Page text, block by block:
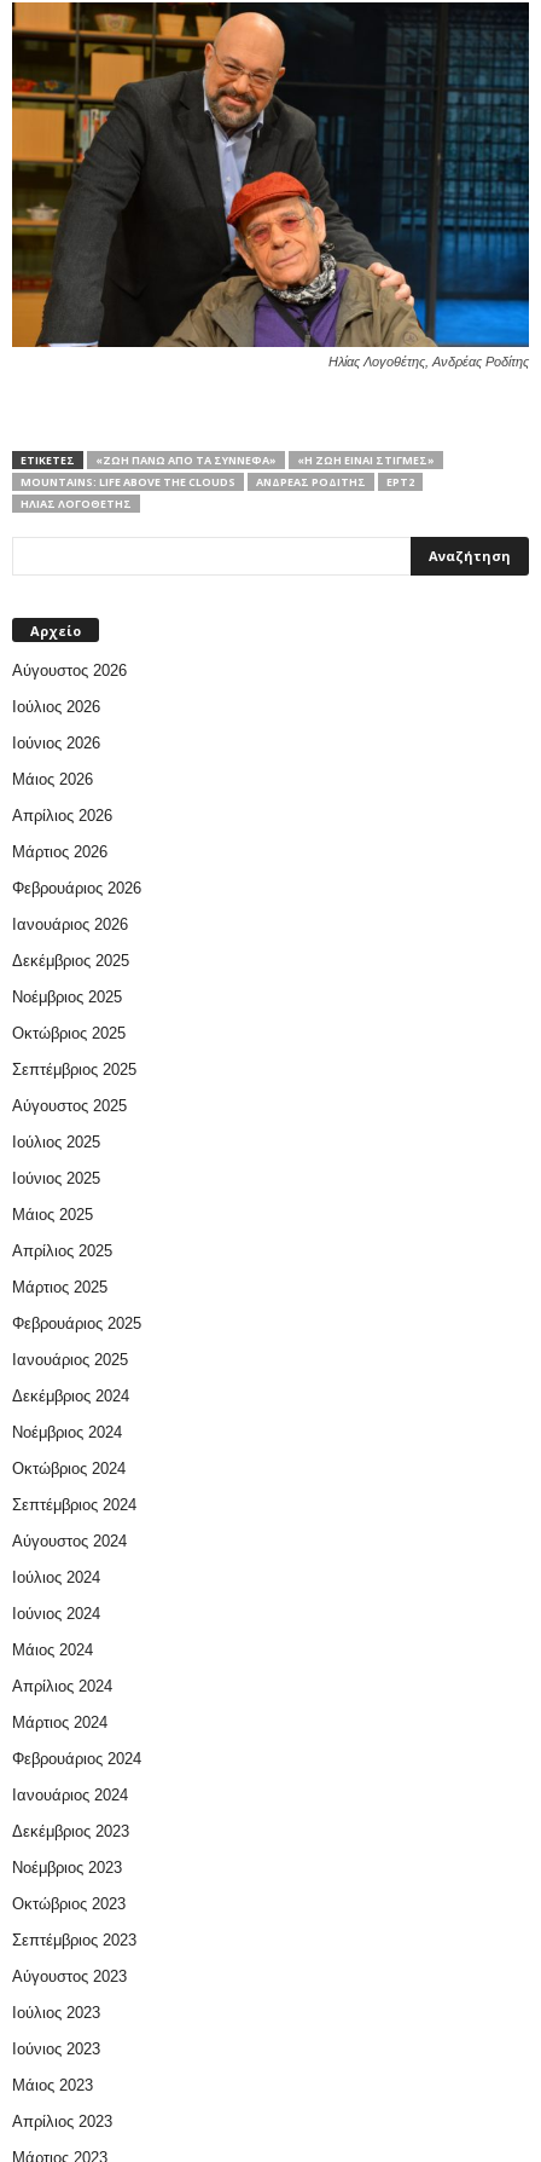
Ηλίας Λογοθέτης, Ανδρέας Ροδίτης
ΕΤΙΚΕΤΕΣ «ΖΩΗ ΠΑΝΩ ΑΠΟ ΤΑ ΣΥΝΝΕΦΑ»
«Η ΖΩΉ ΕΊΝΑΙ ΣΤΙΓΜΈΣ»
MOUNTAINS: LIFE ABOVE THE CLOUDS
ΑΝΔΡΈΑΣ ΡΟΔΊΤΗΣ
ΕΡΤ2
ΗΛΊΑΣ ΛΟΓΟΘΈΤΗΣ
Αρχείο
Αύγουστος 2026
Ιούλιος 2026
Ιούνιος 2026
Μάιος 2026
Απρίλιος 2026
Μάρτιος 2026
Φεβρουάριος 2026
Ιανουάριος 2026
Δεκέμβριος 2025
Νοέμβριος 2025
Οκτώβριος 2025
Σεπτέμβριος 2025
Αύγουστος 2025
Ιούλιος 2025
Ιούνιος 2025
Μάιος 2025
Απρίλιος 2025
Μάρτιος 2025
Φεβρουάριος 2025
Ιανουάριος 2025
Δεκέμβριος 2024
Νοέμβριος 2024
Οκτώβριος 2024
Σεπτέμβριος 2024
Αύγουστος 2024
Ιούλιος 2024
Ιούνιος 2024
Μάιος 2024
Απρίλιος 2024
Μάρτιος 2024
Φεβρουάριος 2024
Ιανουάριος 2024
Δεκέμβριος 2023
Νοέμβριος 2023
Οκτώβριος 2023
Σεπτέμβριος 2023
Αύγουστος 2023
Ιούλιος 2023
Ιούνιος 2023
Μάιος 2023
Απρίλιος 2023
Μάρτιος 2023